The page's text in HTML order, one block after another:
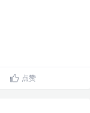
点赞